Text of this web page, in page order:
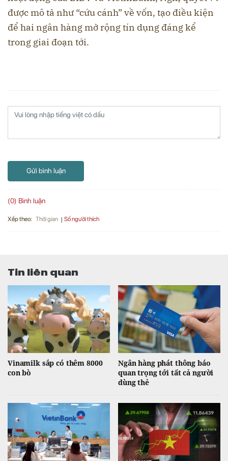
được mô tả như “cứu cánh” về vốn, tạo điều kiện
để hai ngân hàng mở rộng tín dụng đáng kể
trong giai đoạn tới.
Gửi bình luận
(0) Bình luận
Xếp theo: Thời gian Số người thích
Tin liên quan
Vinamilk sắp có thêm 8000
con bò
Ngân hàng phát thông báo
quan trọng tới tất cả người
dùng thẻ